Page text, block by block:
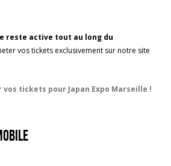
reste active tout au long du
vos tickets exclusivement sur notre site
tickets pour Japan Expo Marseille !